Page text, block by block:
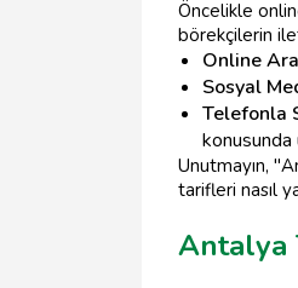
Öncelikle
börekçilerin
Online
Sosyal
Telefonla
konusunda
Unutmayın,
tarifleri nasıl
Antalya